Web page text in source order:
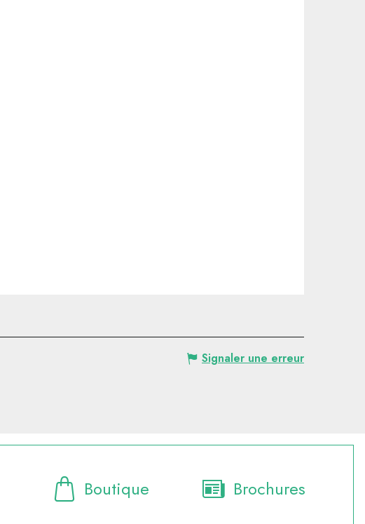
Signaler une erreur
Boutique Brochures